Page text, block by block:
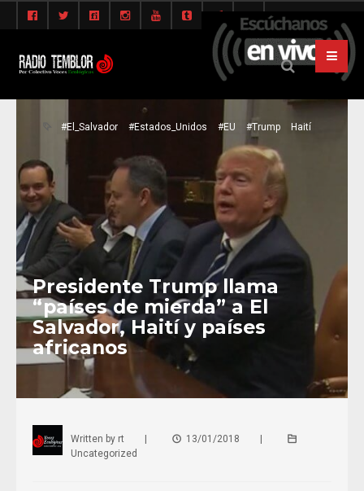
#El_Salvador #Estados_Unidos #EU #Trump Haití
Presidente Trump llama
“países de mierda” a El
Salvador, Haití y países
africanos
Written by rt 13/01/2018
Uncategorized